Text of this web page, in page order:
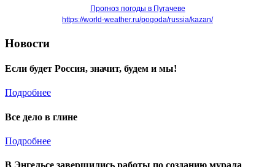
Прогноз погоды в Пугачеве
https://world-weather.ru/pogoda/russia/kazan/
Новости
Если будет Россия, значит, будем и мы!
Подробнее
Все дело в глине
Подробнее
В Энгельсе завершились работы по созданию мурала